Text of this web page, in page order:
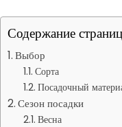
Содержание
Выбор
Сорта
Посадочный
Сезон посадки
Весна